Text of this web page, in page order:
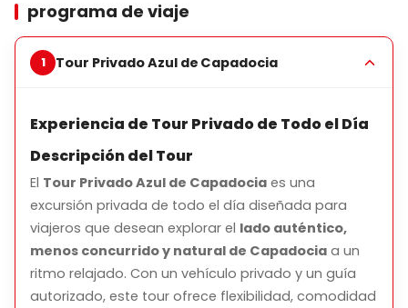
Vehículo privado y con aire acondicionado
Hora de salida flexible acordada según la preferencia
del huésped
Principales Destacados
Villa de Mustafapaşa (Sinasos)
Explora una encantadora aldea histórica conocida
por sus casas de piedra de estilo griego y viejas
Ciudad Antigua de Sobesos
programa de viaje
Tour Privado Azul de Capadocia
Experiencia de Tour Privado de Todo el Día
Descripción del Tour
El Tour Privado Azul de Capadocia es una
excursión privada de todo el día diseñada para
viajeros que desean explorar el lado auténtico,
menos concurrido y natural de Capadocia a un
ritmo relajado. Con un vehículo privado y un guía
autorizado, este tour ofrece flexibilidad, comodidad